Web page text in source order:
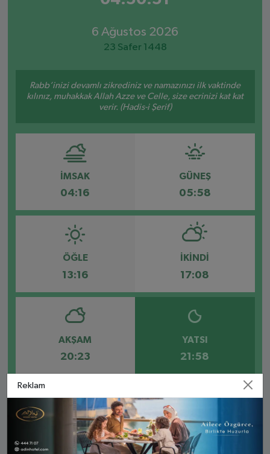
6 Ağustos 2026
23 Safer 1448
Rabb’inizi devamlı zikrediniz ve namazınızı ilk vaktinde
kılınız, muhakkak Allah Azze ve Celle, size ecrinizi kat kat
verir. (Hadis-i Şerif)
İMSAK
04:16
GÜNEŞ
05:58
ÖĞLE
13:16
İKINDI
17:08
AKŞAM
20:23
YATSI
21:58
Arnavutköy Avcılar Başakşehir
Beylikdüzü Büyükçekmece Çatalca
Çekmeköy Esenyurt Kartal
Reklam